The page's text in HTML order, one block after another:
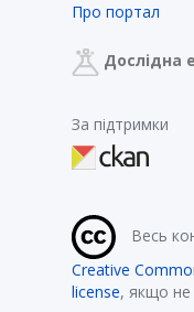
Про портал
Дослідна
За підтримки
Весь
Creative
license, якщо не